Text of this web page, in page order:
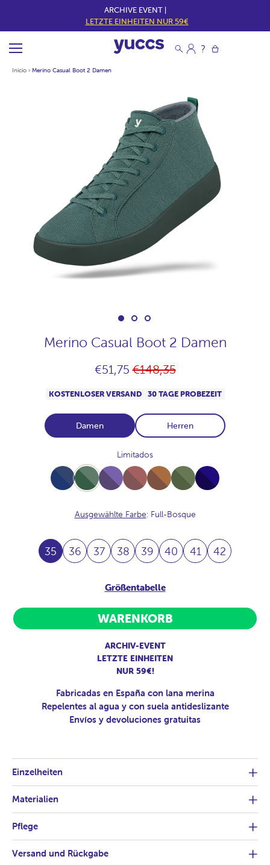
ARCHIVE EVENT |
LETZTE EINHEITEN NUR 59€
Inicio › Merino Casual Boot 2 Damen
Merino Casual Boot 2 Damen
€51,75Normaler
€148,35
KOSTENLOSER VERSAND 30 TAGE PROBEZEIT
Damen Herren
Limitados
Full-
NavyJaspeado
Full-
Bosque
Full-
Plum
Full-
Praline
Full-
Vison
Full-
Musgo
Full-
Navy
Ausgewählte Farbe: Full-Bosque
35 36 37 38 39 40 41 42
Größentabelle
WARENKORB
ARCHIV-EVENT
LETZTE EINHEITEN
NUR 59€!
Fabricadas en España con lana merina
Repelentes al agua y con suela antideslizante
Envíos y devoluciones gratuitas
Einzelheiten
Materialien
Pflege
Versand und Rückgabe